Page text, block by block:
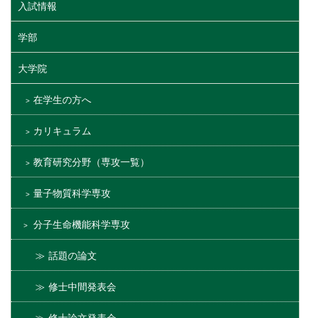
入試情報
学部
大学院
在学生の方へ
カリキュラム
教育研究分野（専攻一覧）
量子物質科学専攻
分子生命機能科学専攻
話題の論文
修士中間発表会